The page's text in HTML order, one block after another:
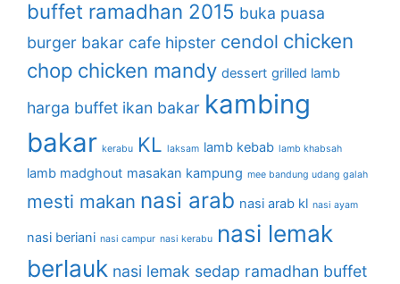
buffet ramadhan 2015 buka puasa
burger bakar cafe hipster cendol chicken
chop chicken mandy dessert grilled lamb
harga buffet ikan bakar kambing
bakar kerabu KL laksam lamb kebab lamb khabsah
lamb madghout masakan kampung mee bandung udang galah
mesti makan nasi arab nasi arab kl nasi ayam
nasi beriani nasi campur nasi kerabu nasi lemak
berlauk nasi lemak sedap ramadhan buffet